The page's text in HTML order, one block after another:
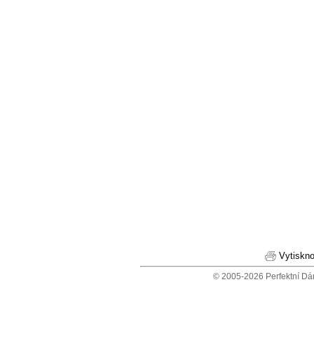
© 2005-2026 Perfektní